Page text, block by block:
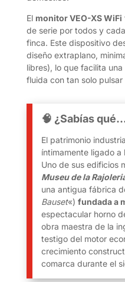
El monitor VEO-XS WiFi
de serie por todos y
finca. Este dispositivo
diseño extraplano,
libres), lo que facilita
fluida con tan solo pulsar
🧠 ¿Sabías
El patrimonio
íntimamente ligado
Uno de sus edificios
Museu de la
una antigua fábrica
Bauset«) fundada a
espectacular horno
obra maestra de la
testigo del motor
crecimiento
comarca durante el